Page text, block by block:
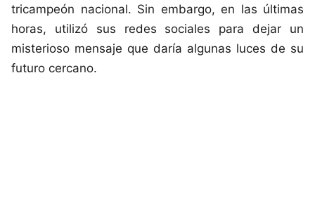
tricampeón nacional. Sin embargo, en las últimas
horas, utilizó sus redes sociales para dejar un
misterioso mensaje que daría algunas luces de su
futuro cercano.